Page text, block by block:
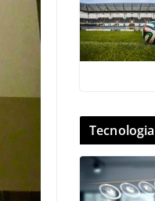
Tecnologia